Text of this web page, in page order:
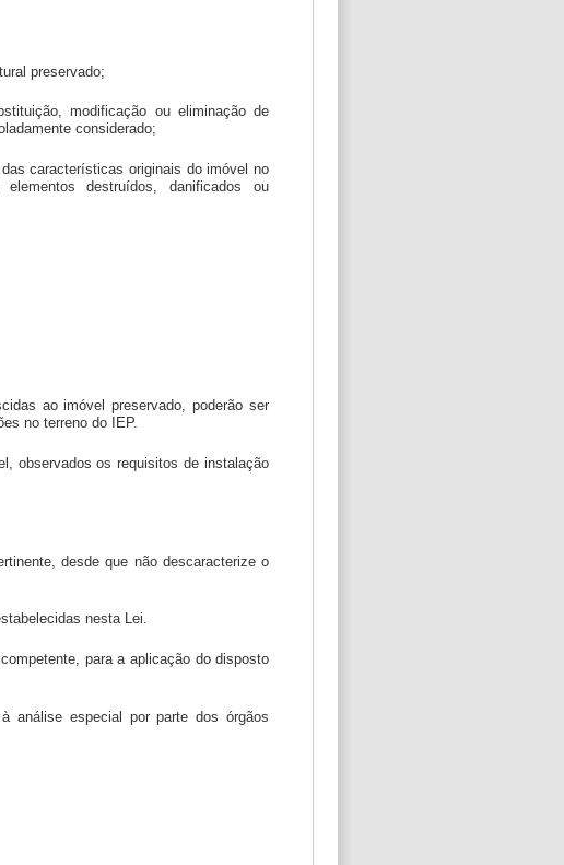
preservado;
modificação ou eliminação de
considerado;
características originais do imóvel no
destruídos, danificados ou
ao imóvel preservado, poderão ser
no terreno do IEP.
observados os requisitos de instalação
desde que não descaracterize o
nesta Lei.
para a aplicação do disposto
análise especial por parte dos órgãos